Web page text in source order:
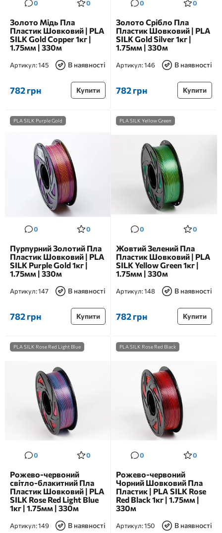
0 0
Золото Мідь Пла
Пластик Шовковий | PLA
SILK Gold Copper 1кг |
1.75мм | 330м
Артикул:145 В наявності
782 грн Купити
0 0
Золото Срібло Пла
Пластик Шовковий | PLA
SILK Gold Silver 1кг |
1.75мм | 330м
Артикул:146 В наявності
782 грн Купити
PLA SILK Purple Gold
0 0
Пурпурний Золотий Пла
Пластик Шовковий | PLA
SILK Purple Gold 1кг |
1.75мм | 330м
Артикул:147 В наявності
782 грн Купити
PLA SILK Yellow Green
0 0
Жовтий Зелений Пла
Пластик Шовковий | PLA
SILK Yellow Green 1кг |
1.75мм | 330м
Артикул:148 В наявності
782 грн Купити
PLA SILK Rose Red Light Blue
0 0
Рожево-червоний
світло-блакитний Пла
Пластик Шовковий | PLA
SILK Rose Red Light Blue
1кг | 1.75мм | 330м
Артикул:149 В наявності
PLA SILK Rose Red Black
0 0
Рожево-червоний
Чорний Шовковий Пла
Пластик | PLA SILK Rose
Red Black 1кг | 1.75мм |
330м
Артикул:150 В наявності